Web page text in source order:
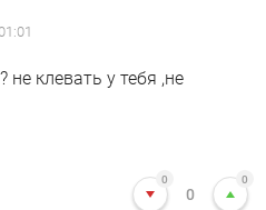
не клевать у тебя ,не
0
0
0